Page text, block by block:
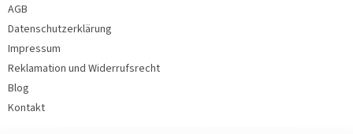
AGB
Datenschutzerklärung
Impressum
Reklamation und Widerrufsrecht
Blog
Kontakt